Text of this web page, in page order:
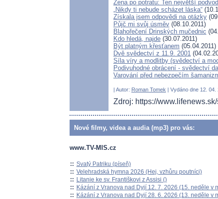
Žena po potratu: Ten největší
„Nikdy ti nebude scházet láska“
Získala jsem odpovědi na otázky
Půjč mi svůj úsměv (08.10.2011)
Blahořečení Drinských mučednic
Kdo hledá, najde (30.07.2011)
Být platným křesťanem (05.04.2011)
Dvě svědectví z 11.9. 2001
Síla víry a modlitby (svědectví a
Podivuhodné obrácení - svědectví
Varování před nebezpečím
| Autor: Roman Tomek | Vydáno dne 12.
Zdroj: https://
Nové filmy, videa a audia (mp3) pro vás:
www.TV-MIS.cz
:: Svatý Patriku (píseň)
:: Velehradská hymna 2026 (Hej, vzhůru poutníci)
:: Litanie ke sv. Františkovi z Assisi ()
:: Kázání z Vranova nad Dyjí 12. 7. 2026 (15. neděle v
:: Kázání z Vranova nad Dyjí 28. 6. 2026 (13. neděle v